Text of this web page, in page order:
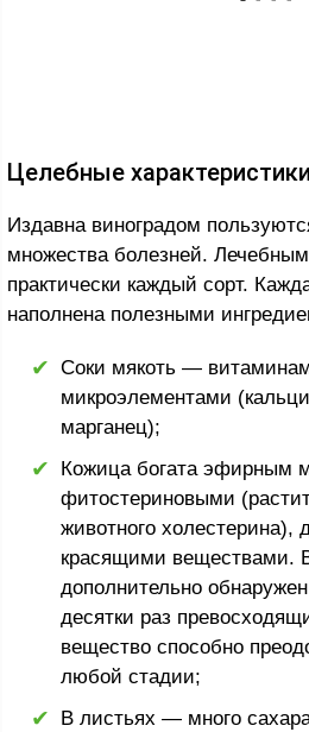
Целебные характеристики
Издавна виноградом
множества болезней.
практически каждый сорт.
наполнена полезными
Соки мякоть —
микроэлементами
марганец);
Кожица богата эфирным
фитостериновыми
животного холестерина),
красящими веществами.
дополнительно
десятки раз
вещество способно
любой стадии;
В листьях — много